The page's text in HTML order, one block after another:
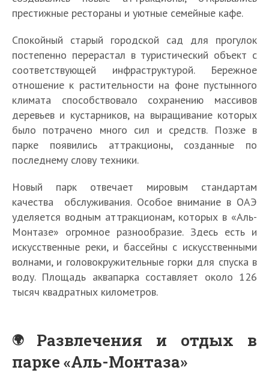
престижные рестораны и уютные семейные кафе.
Спокойный старый городской сад для прогулок
постепенно перерастал в туристический объект с
соответствующей инфраструктурой. Бережное
отношение к растительности на фоне пустынного
климата способствовало сохранению массивов
деревьев и кустарников, на выращивание которых
было потрачено много сил и средств. Позже в
парке появились аттракционы, созданные по
последнему слову техники.
Новый парк отвечает мировым стандартам
качества обслуживания. Особое внимание в ОАЭ
уделяется водным аттракционам, которых в «Аль-
Монтазе» огромное разнообразие. Здесь есть и
искусственные реки, и бассейны с искусственными
волнами, и головокружительные горки для спуска в
воду. Площадь аквапарка составляет около 126
тысяч квадратных километров.
Развлечения и отдых в
парке «Аль-Монтаза»